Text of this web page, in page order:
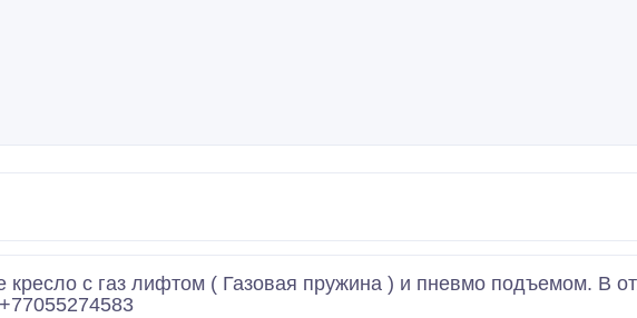
с газ лифтом ( Газовая пружина ) и пневмо подъемом. В